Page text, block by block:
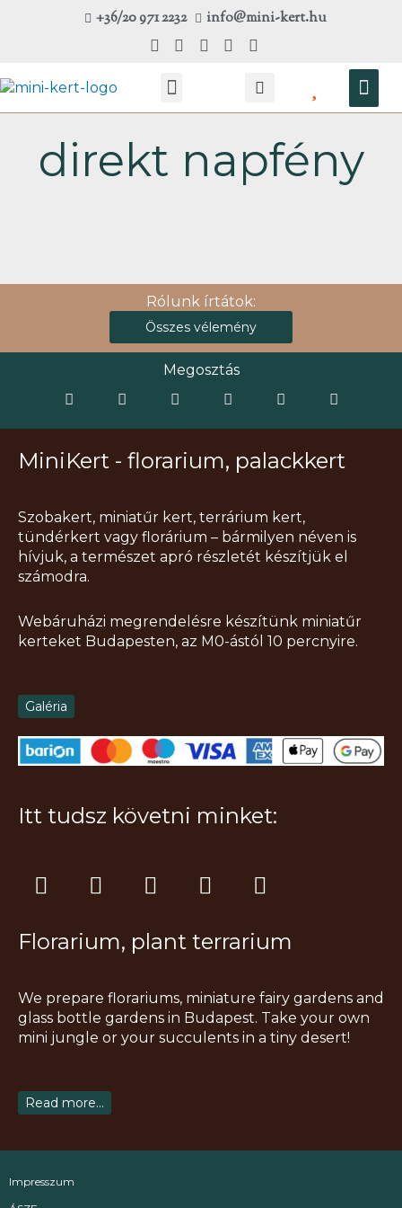
+36/20 971 2232 info@mini-kert.hu
direkt napfény
Rólunk írtátok:
Összes vélemény
Megosztás
MiniKert - florarium, palackkert
Szobakert, miniatűr kert, terrárium kert,
tündérkert vagy florárium – bármilyen néven is
hívjuk, a természet apró részletét készítjük el
számodra.
Webáruházi megrendelésre készítünk miniatűr
kerteket Budapesten, az M0-ástól 10 percnyire.
Galéria
Itt tudsz követni minket:
I
n
t
g
r
a
F
a
e
o
o
k
T
i
t
k
Y
o
t
b
e
P
i
t
r
e
s
Florarium, plant terrarium
We prepare florariums, miniature fairy gardens and
glass bottle gardens in Budapest. Take your own
mini jungle or your succulents in a tiny desert!
Read more...
Impresszum